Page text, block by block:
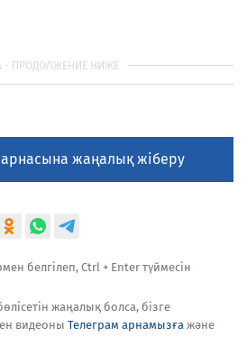
жаңалық жіберу
белгілеп, Ctrl + Enter түймесін
жаңалық болса, бізге
видеоны Телеграм арнамызға және